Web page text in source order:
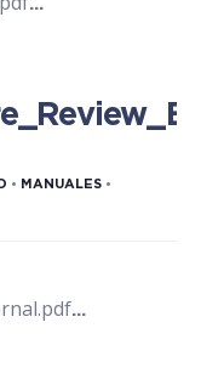
...
• MANUALES •
...